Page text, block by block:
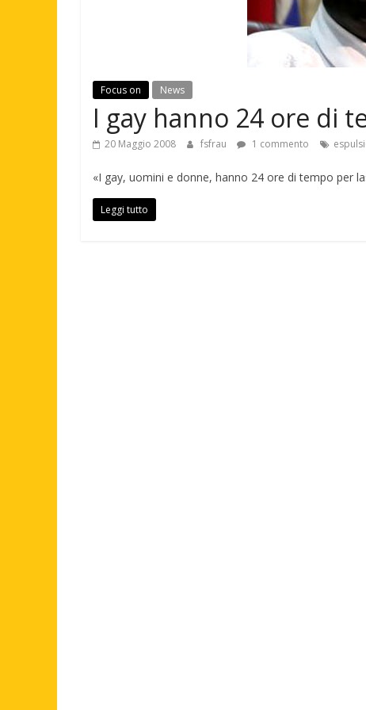
Focus on News
I gay hanno 24 ore di
20 Maggio 2008 fsfrau 1 commento
«I gay, uomini e donne, hanno 24 ore di tempo per
Leggi tutto